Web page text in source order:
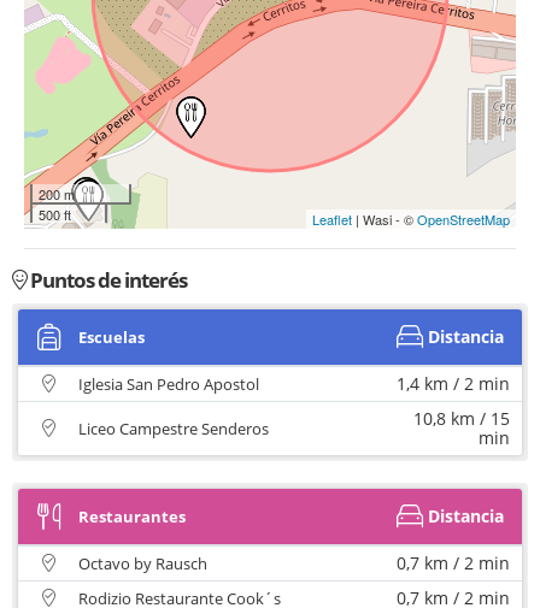
200 m
500 ft
Leaflet | Wasi - ©OpenStreetMap
Puntos de interés
Escuelas Distancia
Iglesia San Pedro Apostol 1,4 km / 2 min
Liceo Campestre Senderos
10,8 km / 15
min
Restaurantes Distancia
Octavo by Rausch 0,7 km / 2 min
Rodizio Restaurante Cook´s 0,7 km / 2 min